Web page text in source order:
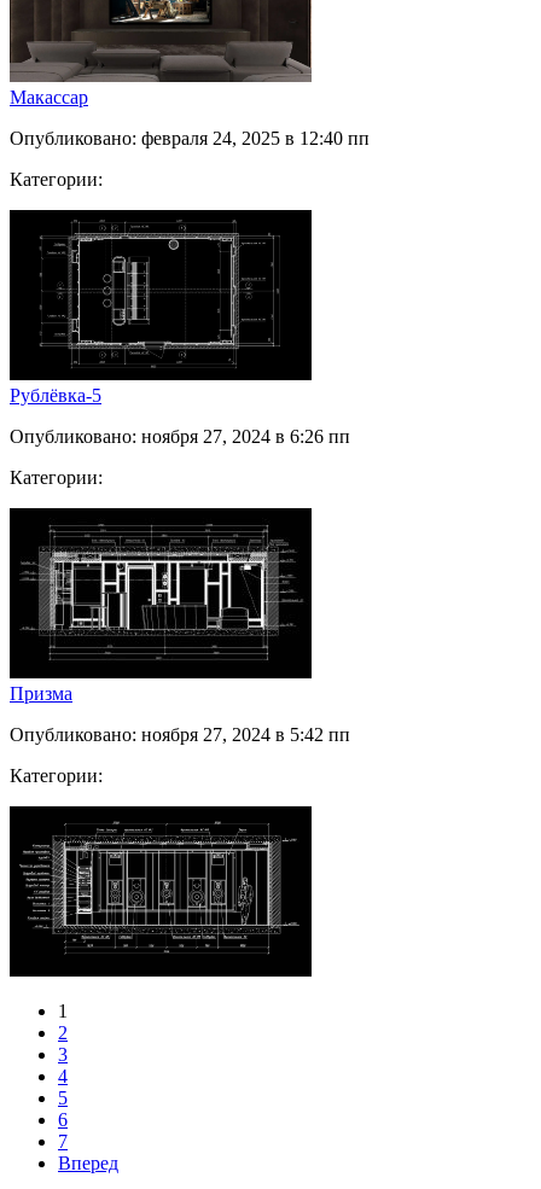
Макассар
Опубликовано: февраля 24, 2025 в 12:40 пп
Категории:
Рублёвка-5
Опубликовано: ноября 27, 2024 в 6:26 пп
Категории:
Призма
Опубликовано: ноября 27, 2024 в 5:42 пп
Категории:
1
2
3
4
5
6
7
Вперед